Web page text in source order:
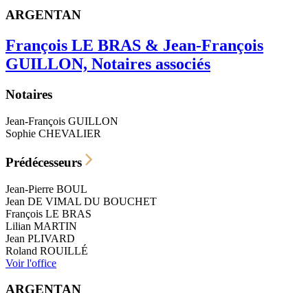
ARGENTAN
François LE BRAS & Jean-François
GUILLON, Notaires associés
Notaires
Jean-François GUILLON
Sophie CHEVALIER
Prédécesseurs
Jean-Pierre BOUL
Jean DE VIMAL DU BOUCHET
François LE BRAS
Lilian MARTIN
Jean PLIVARD
Roland ROUILLÉ
Voir l'office
ARGENTAN